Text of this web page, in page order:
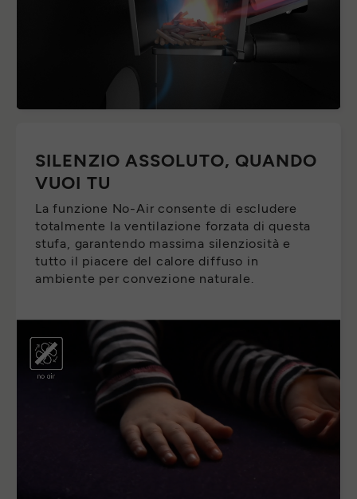
SILENZIO ASSOLUTO, QUANDO
VUOI TU
La funzione No-Air consente di escludere
totalmente la ventilazione forzata di questa
stufa, garantendo massima silenziosità e
tutto il piacere del calore diffuso in
ambiente per convezione naturale.